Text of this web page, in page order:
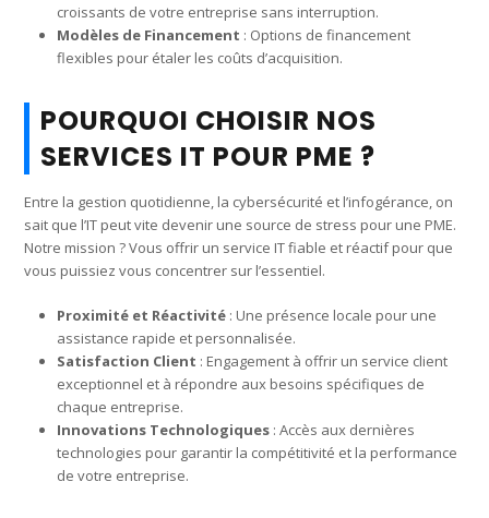
croissants de votre entreprise sans interruption.
Modèles de Financement : Options de financement
flexibles pour étaler les coûts d’acquisition.
POURQUOI CHOISIR NOS
SERVICES IT POUR PME ?
Entre la gestion quotidienne, la cybersécurité et l’infogérance, on
sait que l’IT peut vite devenir une source de stress pour une PME.
Notre mission ? Vous offrir un service IT fiable et réactif pour que
vous puissiez vous concentrer sur l’essentiel.
Proximité et Réactivité : Une présence locale pour une
assistance rapide et personnalisée.
Satisfaction Client : Engagement à offrir un service client
exceptionnel et à répondre aux besoins spécifiques de
chaque entreprise.
Innovations Technologiques : Accès aux dernières
technologies pour garantir la compétitivité et la performance
de votre entreprise.